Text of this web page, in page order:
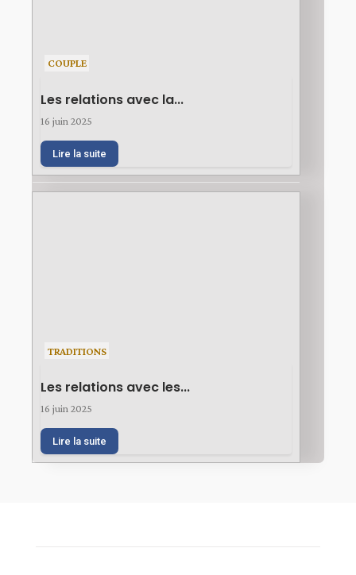
COUPLE
Les relations avec la...
16 juin 2025
Lire la suite
TRADITIONS
Les relations avec les...
16 juin 2025
Lire la suite